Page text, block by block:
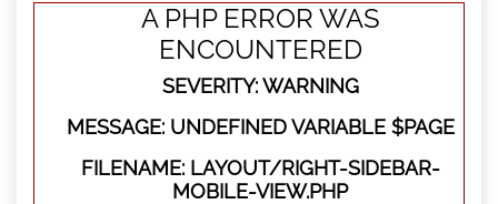
A PHP ERROR WAS
ENCOUNTERED
SEVERITY: WARNING
MESSAGE: UNDEFINED VARIABLE $PAGE
FILENAME: LAYOUT/RIGHT-SIDEBAR-
MOBILE-VIEW.PHP